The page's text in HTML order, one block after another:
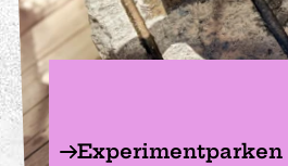
Experimentparken